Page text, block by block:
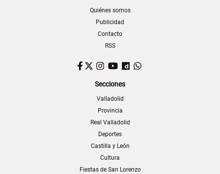
Quiénes somos
Publicidad
Contacto
RSS
Facebook
TwitterInstagram
YouTubeDailymotion
Secciones
Valladolid
Provincia
Real Valladolid
Deportes
Castilla y León
Cultura
Fiestas de San Lorenzo